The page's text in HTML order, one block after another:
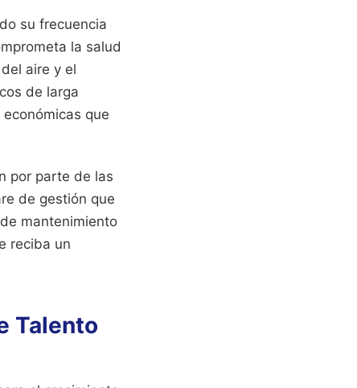
su frecuencia
la salud
aire y el
de larga
que
por parte de las
de gestión que
mantenimiento
reciba un
Talento